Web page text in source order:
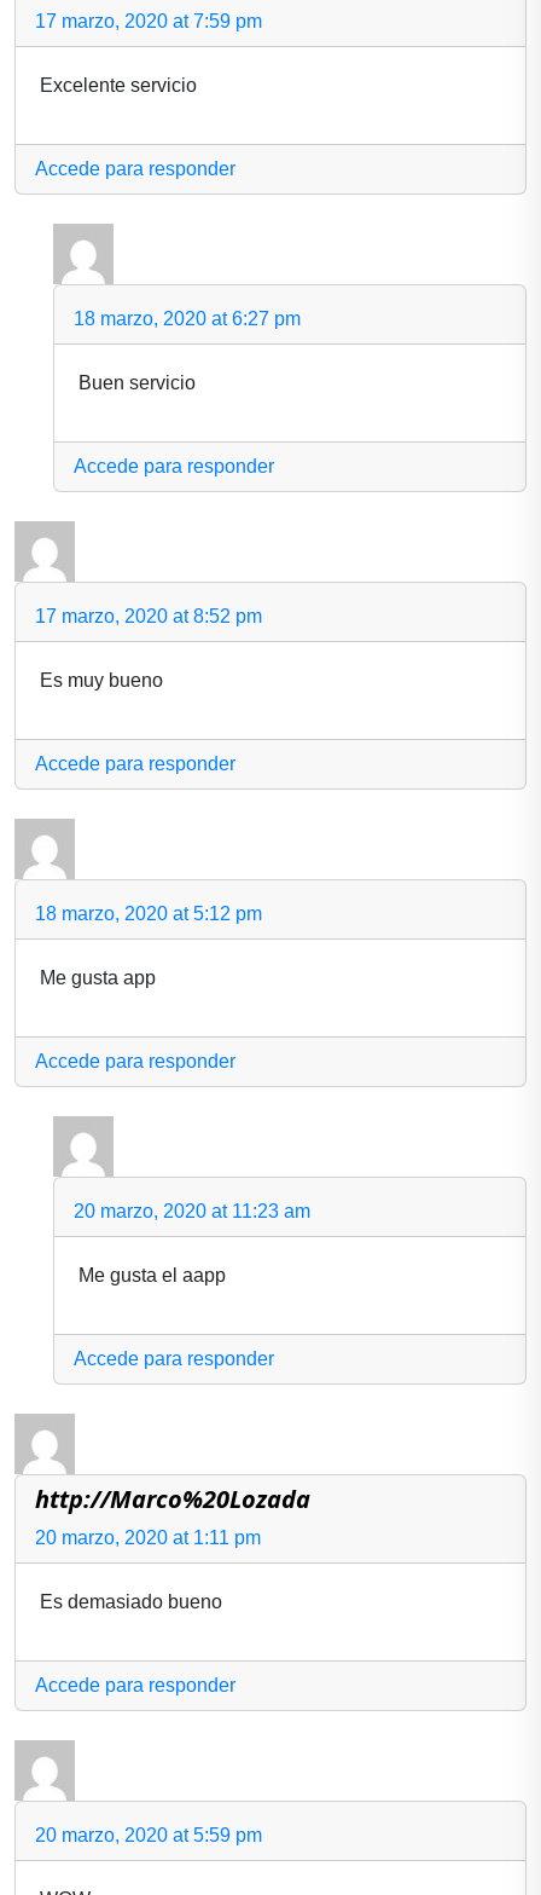
17 marzo, 2020 at 7:59 pm
Excelente servicio
Accede para responder
18 marzo, 2020 at 6:27 pm
Buen servicio
Accede para responder
17 marzo, 2020 at 8:52 pm
Es muy bueno
Accede para responder
18 marzo, 2020 at 5:12 pm
Me gusta app
Accede para responder
20 marzo, 2020 at 11:23 am
Me gusta el aapp
Accede para responder
http://Marco%20Lozada
20 marzo, 2020 at 1:11 pm
Es demasiado bueno
Accede para responder
20 marzo, 2020 at 5:59 pm